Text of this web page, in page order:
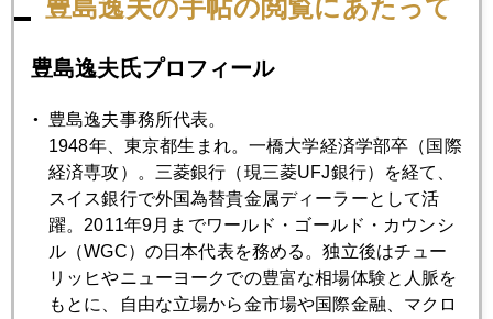
者コメントを含め全文が読めます。↓
https://www.weekly-economist.com/
2018年
1月 2月 3月 4月 5月 6月
豊島逸夫の手帖の閲覧にあたって
豊島逸夫氏プロフィール
豊島逸夫事務所代表。
1948年、東京都生まれ。一橋大学経済学部卒（国際
経済専攻）。三菱銀行（現三菱UFJ銀行）を経て、
スイス銀行で外国為替貴金属ディーラーとして活
躍。2011年9月までワールド・ゴールド・カウンシ
ル（WGC）の日本代表を務める。独立後はチュー
リッヒやニューヨークでの豊富な相場体験と人脈を
もとに、自由な立場から金市場や国際金融、マクロ